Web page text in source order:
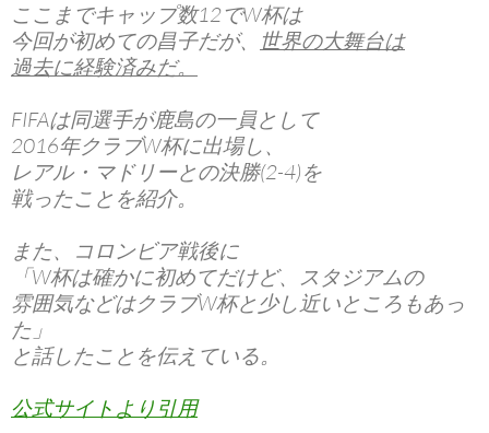
ここまでキャップ数12でW杯は
今回が初めての昌子だが、
世界の大舞台は
過去に経験済みだ。
FIFAは同選手が鹿島の一員として
2016年クラブW杯に出場し、
レアル・マドリーとの決勝(2-4)を
戦ったことを紹介。
また、コロンビア戦後に
「W杯は確かに初めてだけど、スタジアムの
雰囲気などはクラブW杯と少し近いところもあっ
た」
と話したことを伝えている。
公式サイトより引用